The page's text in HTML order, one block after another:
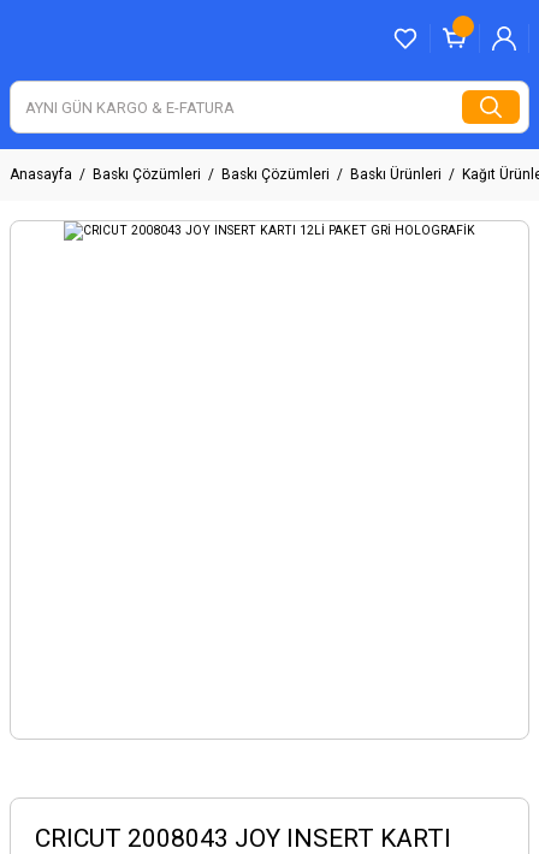
Anasayfa Baskı Çözümleri Baskı Çözümleri Baskı Ürünleri Kağıt
CRICUT 2008043 JOY INSERT KARTI